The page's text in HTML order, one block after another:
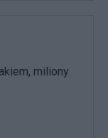
miliony